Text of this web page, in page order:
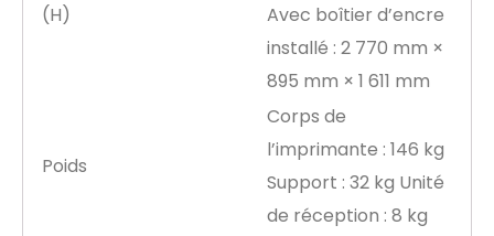
(H)
Avec boîtier d’encre
installé : 2 770 mm ×
895 mm × 1 611 mm
Poids
Corps de
l’imprimante : 146 kg
Support : 32 kg Unité
de réception : 8 kg